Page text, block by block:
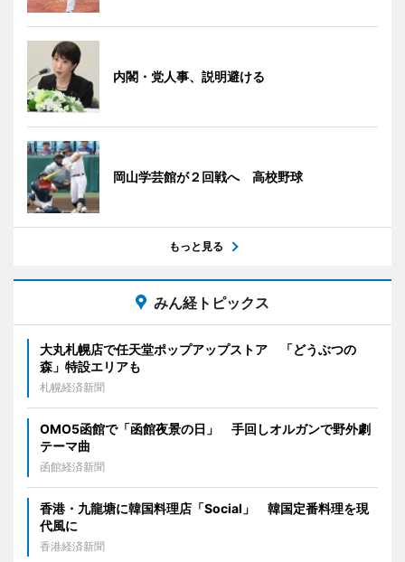
内閣・党人事、説明避ける
岡山学芸館が２回戦へ 高校野球
もっと見る
みん経トピックス
大丸札幌店で任天堂ポップアップストア 「どうぶつの
森」特設エリアも
札幌経済新聞
OMO5函館で「函館夜景の日」 手回しオルガンで野外劇
テーマ曲
函館経済新聞
香港・九龍塘に韓国料理店「Social」 韓国定番料理を現
代風に
香港経済新聞